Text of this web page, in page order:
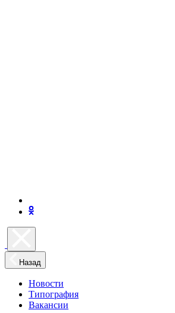
Назад
Новости
Типография
Вакансии